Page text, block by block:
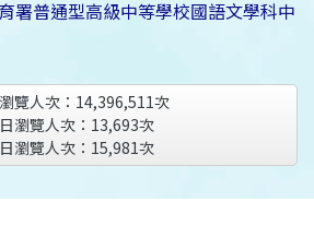
署普通型高級中等學校國語文學科中
覽人次： 14,396,511次
瀏覽人次： 13,693次
瀏覽人次： 15,981次